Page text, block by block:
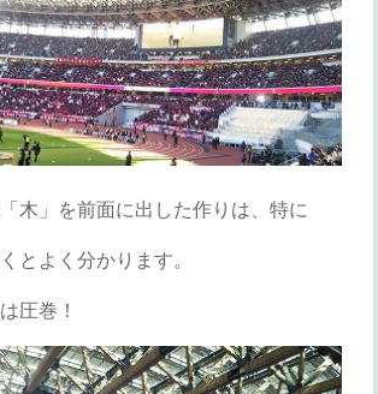
木」を前面に出した作りは、特に
とよく分かります。
圧巻！